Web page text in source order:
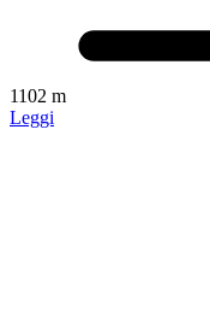
1102 m
Leggi